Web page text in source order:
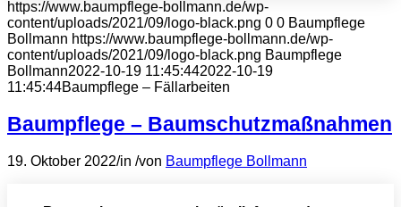
https://www.baumpflege-bollmann.de/wp-
content/uploads/2021/09/logo-black.png 0 0 Baumpflege
Bollmann https://www.baumpflege-bollmann.de/wp-
content/uploads/2021/09/logo-black.png Baumpflege
Bollmann2022-10-19 11:45:442022-10-19
11:45:44Baumpflege – Fällarbeiten
Baumpflege – Baumschutzmaßnahmen
19. Oktober 2022/in /von Baumpflege Bollmann